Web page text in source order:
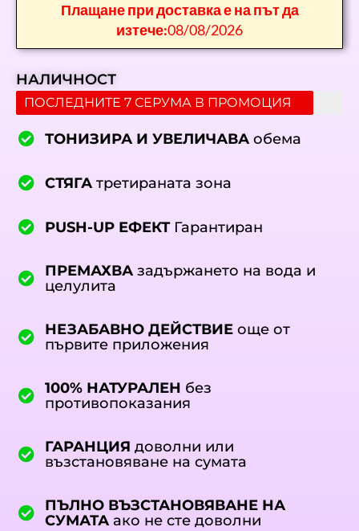
Плащане при доставка е на път да
изтече:08/08/2026
НАЛИЧНОСТ
ПОСЛЕДНИТЕ 7 СЕРУМА В ПРОМОЦИЯ
ТОНИЗИРА И УВЕЛИЧАВА обема
СТЯГА третираната зона
PUSH-UP ЕФЕКТГарантиран
ПРЕМАХВА задържането на вода и
целулита
НЕЗАБАВНО ДЕЙСТВИЕ още от
първите приложения
100% НАТУРАЛЕН без
противопоказания
ГАРАНЦИЯ доволни или
възстановяване на сумата
ПЪЛНО ВЪЗСТАНОВЯВАНЕ НА
СУМАТА ако не сте доволни